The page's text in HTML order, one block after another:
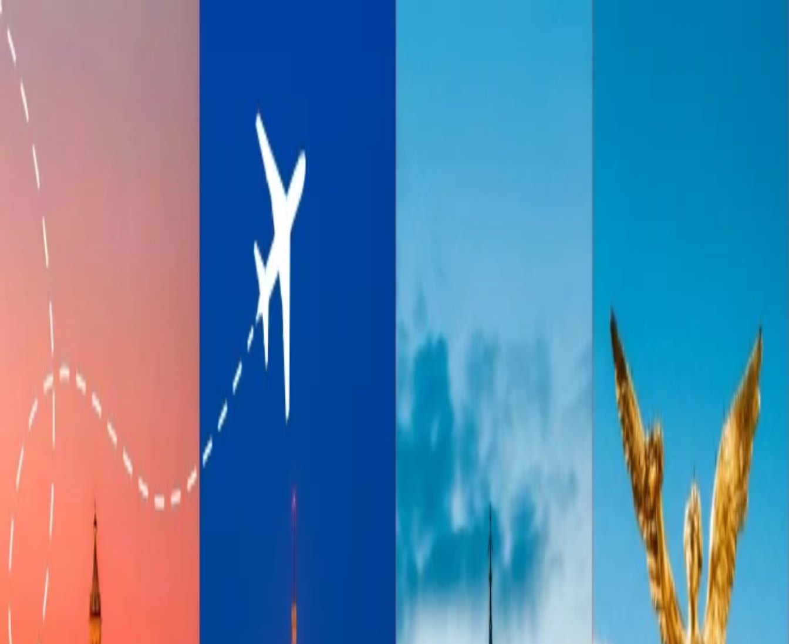
based on your location.
Tabla de contenido
¿Cuál es el costo de las maletas en JetBlue?
¿Cuáles son los políticos de equipaje de JetBlue?
Blogs de viajes ¿Cuánto es el costo de las maletas en JetBlue?
¿Cuánto es el costo de las maletas en JetBlue?
Consejos de viaje
¿Cuál es el costo de las maletas en JetBlue?
Antes de empacar tus bolsas para viaje con JetBlue, podrías tener la consulta en tu mente acerca del costo de tus maletas que tienes que pagar para abordar un vuelo. Entonces debes conocer que tienes que pagar
60 dólares por primera y segunda maleta facturada y 180 dólares para los terceros. Aparte de eso, lo es necesario a tener un guía completas de los términos y condiciones de equipaje de JetBlue y si no tienes
minina sobre este tema, entonces puedes tomar en consideración la información que está dada a continuación para aprender en detalle sobre este tema:
¿Cuáles son los políticos de equipaje de JetBlue?
Si vas a volar con JetBlue, entonces debes conocer todas las políticas de equipaje de la aerolínea, de modo que tus maletas no serán rechazadas durante el tiempo de abordar. Tienes que leer la información que
están dadas a continuación para aprender en breve sobre las políticas y hacer tu viaje más conveniente:
Bolsas facturadas
: No puedes llevar las bolsas facturadas durante el tiempo de viaje y estos son transportados por la aerolínea que puedes tomar después de aterrizaje del avión.
Tus bolsas no deben estar atados con cuerdas o alarmes porque lo puede dañar otros objetos en un avión durante el tiempo de transporte.
El peso de las bolsas facturadas deberías estar debajo 50 libras, de lo contrario, la aerolínea cobrará la tarifa
El tamaño de bolsas facturado no exceder el límite de 62"
Si no cumple con los requisitos de tamaño y peso de la aerolínea, entonces tienes que pagar el costo adicional.
Equipaje de mano:
Los equipajes de mano son las que puedes llevar durante el tiempo de viaje con un objeto personal, bajo de tu asiento en frente de ti.
El tamaño del equipaje de mano debe ser inferior 22" L*14" W* 9" H
El límite de objetos personales no debes exceder el límite de 17"L* 13"W* 8"H
El equipaje más de este límite, debes considerar como un equipaje de gran tamaño y tienes que pagar las tarifasadicionales por el mismo.